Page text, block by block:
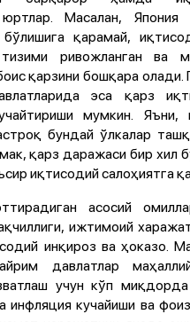
юртлар. Масалан,
қарамай,
ривожланган ва
қарзини бошқара
эса қарз
мумкин. Яъни,
бундай ўлкалар
қарз даражаси бир хил
иқтисодий салоҳиятга
асосий
ижтимоий
инқироз ва ҳоказо.
давлатлар
учун кўп
инфляция кучайиши ва